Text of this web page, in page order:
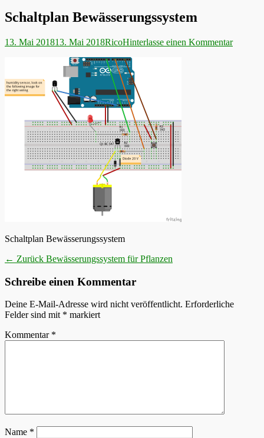
Schaltplan Bewässerungssystem
Veröffentlicht
13. Mai 201813. Mai 2018Autor
RicoHinterlasse einen Kommentar
Schaltplan Bewässerungssystem
Beitragsnavigation
← Zurück Vorheriger
Bewässerungssystem für Pflanzen
Schreibe einen Kommentar
Deine E-Mail-Adresse wird nicht veröffentlicht. Erforderliche
Felder sind mit * markiert
Kommentar *
Name *